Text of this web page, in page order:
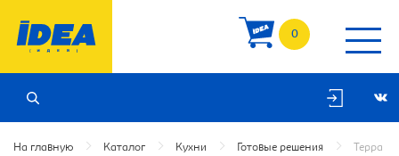
0
На главную Каталог Кухни Готовые решения Терра